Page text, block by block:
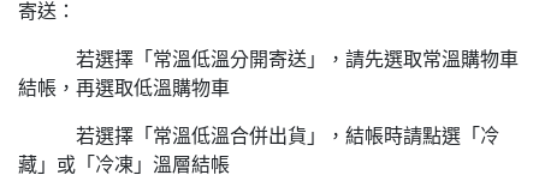
寄送：
若選擇「常溫低溫分開寄送」，請先選取常溫購物車
結帳，再選取低溫購物車
若選擇「常溫低溫合併出貨」，結帳時請點選「冷
藏」或「冷凍」溫層結帳